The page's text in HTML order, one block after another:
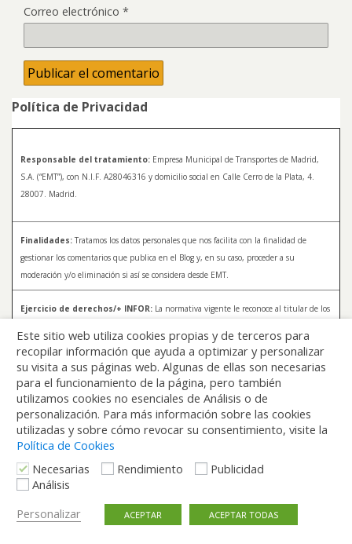
Correo electrónico *
Política de Privacidad
Responsable del tratamiento: Empresa Municipal de Transportes de Madrid,
S.A. (“EMT”), con N.I.F. A28046316 y domicilio social en Calle Cerro de la Plata, 4.
28007. Madrid.
Finalidades: Tratamos los datos personales que nos facilita con la finalidad de
gestionar los comentarios que publica en el Blog y, en su caso, proceder a su
moderación y/o eliminación si así se considera desde EMT.
Ejercicio de derechos/+ INFOR: La normativa vigente le reconoce al titular de los
rectificar y a solicitar la supresión de sus datos. Para más información sobre el
tratamiento de sus datos y la forma en que puede ejercer sus derechos, consulte la
Política de Privacidad de Blog EMT, disponible en:
blog.emtmadrid.es/politica-de-
privacidad
Móvil Escritorio
Este sitio web utiliza cookies propias y de terceros para
recopilar información que ayuda a optimizar y personalizar
su visita a sus páginas web. Algunas de ellas son necesarias
para el funcionamiento de la página, pero también
utilizamos cookies no esenciales de Análisis o de
personalización. Para más información sobre las cookies
utilizadas y sobre cómo revocar su consentimiento, visite la
Política de Cookies
Necesarias
Rendimiento
Publicidad
Análisis
Personalizar
ACEPTAR ACEPTAR TODAS